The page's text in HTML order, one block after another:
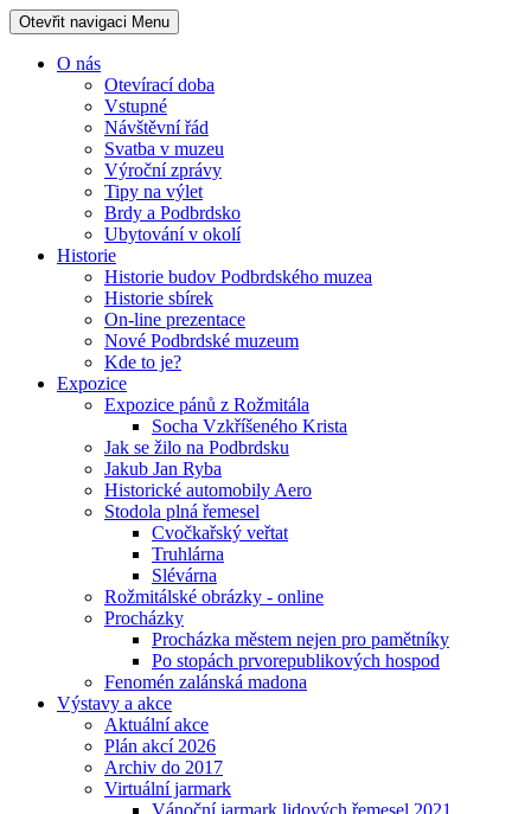
Otevřit navigaci Menu
O nás
Otevírací doba
Vstupné
Návštěvní řád
Svatba v muzeu
Výroční zprávy
Tipy na výlet
Brdy a Podbrdsko
Ubytování v okolí
Historie
Historie budov Podbrdského muzea
Historie sbírek
On-line prezentace
Nové Podbrdské muzeum
Kde to je?
Expozice
Expozice pánů z Rožmitála
Socha Vzkříšeného Krista
Jak se žilo na Podbrdsku
Jakub Jan Ryba
Historické automobily Aero
Stodola plná řemesel
Cvočkařský veřtat
Truhlárna
Slévárna
Rožmitálské obrázky - online
Procházky
Procházka městem nejen pro pamětníky
Po stopách prvorepublikových hospod
Fenomén zalánská madona
Výstavy a akce
Aktuální akce
Plán akcí 2026
Archiv do 2017
Virtuální jarmark
Vánoční jarmark lidových řemesel 2021